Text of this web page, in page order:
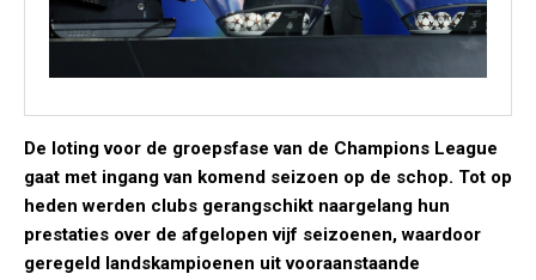
De loting voor de groepsfase van de Champions League
gaat met ingang van komend seizoen op de schop. Tot op
heden werden clubs gerangschikt naargelang hun
prestaties over de afgelopen vijf seizoenen, waardoor
geregeld landskampioenen uit vooraanstaande